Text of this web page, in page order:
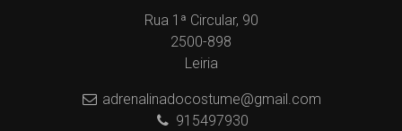
Rua 1ª Circular, 90
2500-898
Leiria
adrenalinadocostume@gmail.com
915497930